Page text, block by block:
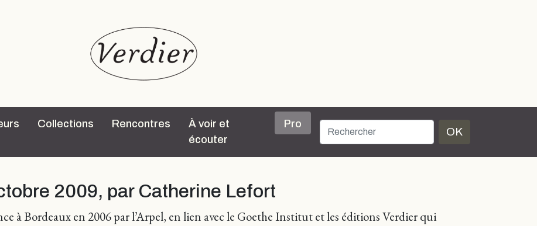
Collections Rencontres
À voir et
écouter
Pro
OK
2009, par Catherine Lefort
à Bordeaux en 2006 par l’Arpel, en lien avec le Goethe Institut et les éditions Verdier qui